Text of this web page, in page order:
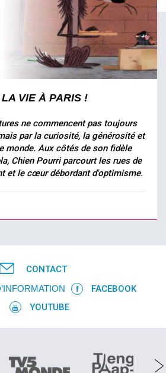
VIE À PARIS !
ne commencent pas toujours
par la curiosité, la générosité et
monde. Aux côtés de son fidèle
Chien Pourri parcourt les rues de
et le cœur débordant d'optimisme.
CONTACT
FACEBOOK
YOUTUBE